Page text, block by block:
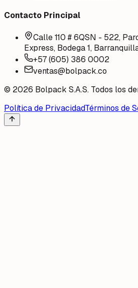
Contacto Principal
Calle 110 # 6QSN - 522,
Express, Bodega 1,
+57 (605) 386 0002
ventas@bolpack.co
© 2026 Bolpack S.A.S. Todos los
Política de PrivacidadTérminos de